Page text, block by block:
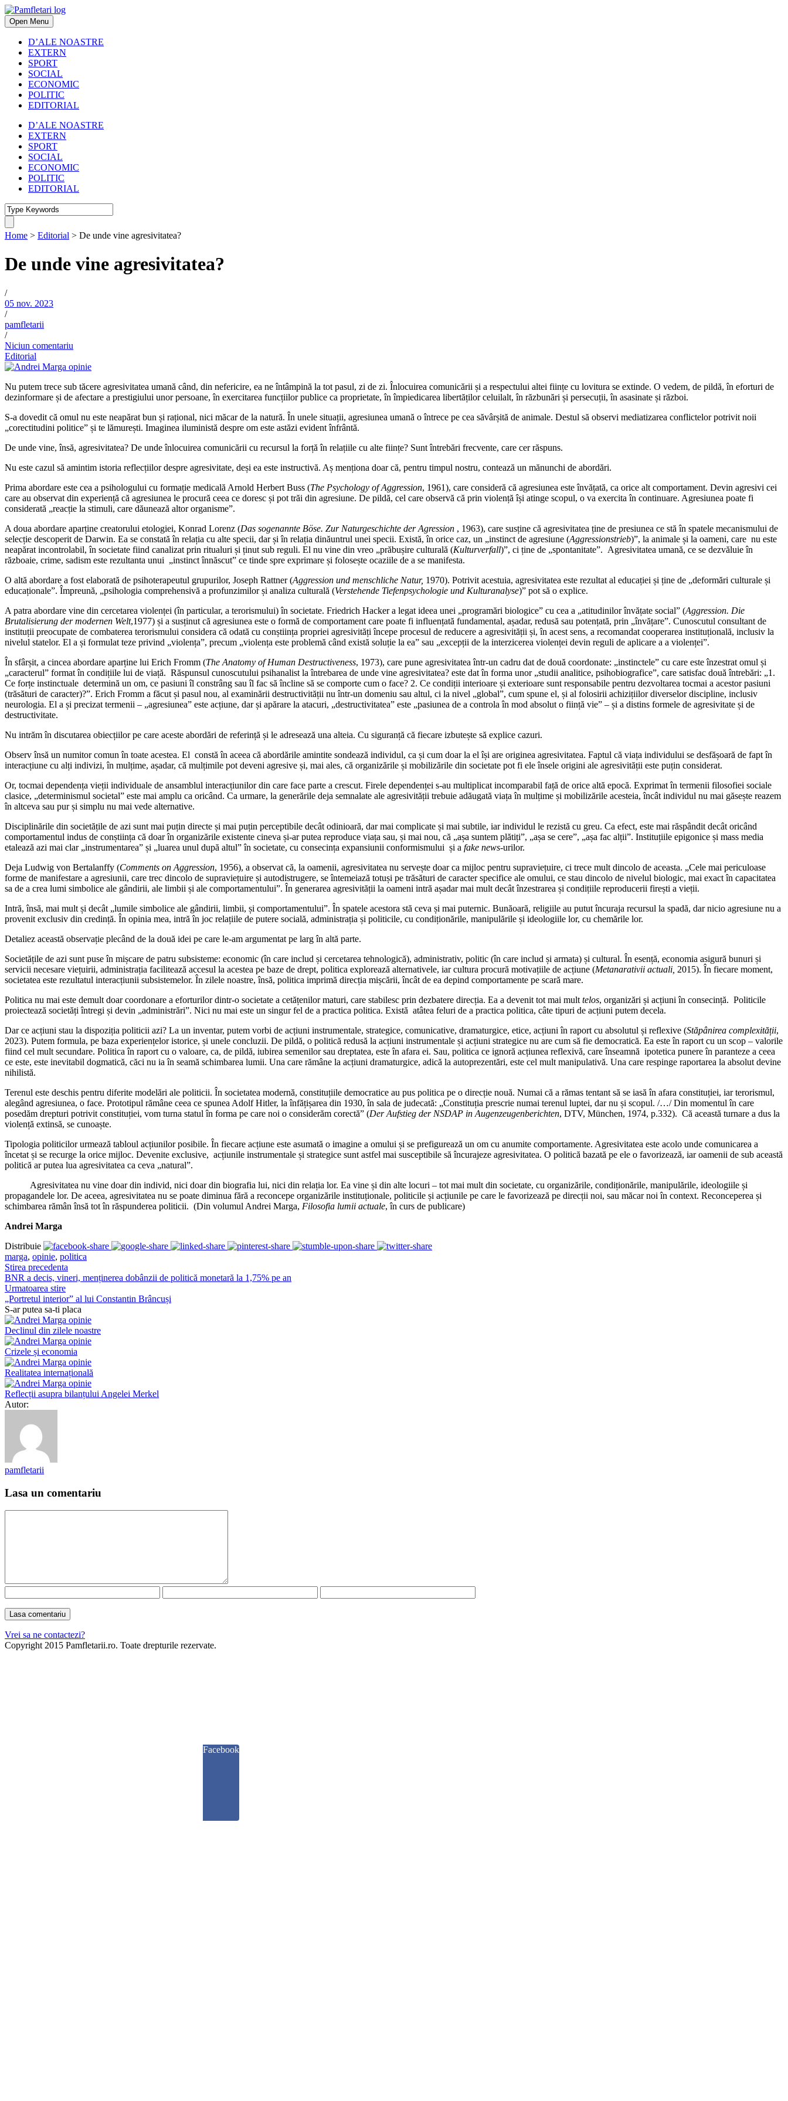
Open Menu
D’ALE NOASTRE
EXTERN
SPORT
SOCIAL
ECONOMIC
POLITIC
EDITORIAL
D’ALE NOASTRE
EXTERN
SPORT
SOCIAL
ECONOMIC
POLITIC
EDITORIAL
Home > Editorial > De unde vine agresivitatea?
De unde vine agresivitatea?
/
05 nov. 2023
/
pamfletarii
/
Niciun comentariu
Editorial
Nu putem trece sub tăcere agresivitatea umană când, din nefericire, ea ne întâmpină la tot pasul, zi de zi. Înlocuirea comunicării și a respectului altei ființe cu lovitura se extinde. O vedem, de pildă, în eforturi de
dezinformare și de afectare a prestigiului unor persoane, în exercitarea funcțiilor publice ca proprietate, în împiedicarea libertăților celuilalt, în răzbunări și persecuții, în asasinate și război.
S-a dovedit că omul nu este neapărat bun și rațional, nici măcar de la natură. În unele situații, agresiunea umană o întrece pe cea săvârșită de animale. Destul să observi mediatizarea conflictelor potrivit noii
„corectitudini politice” și te lămurești. Imaginea iluministă despre om este astăzi evident înfrântă.
De unde vine, însă, agresivitatea? De unde înlocuirea comunicării cu recursul la forță în relațiile cu alte ființe? Sunt întrebări frecvente, care cer răspuns.
Nu este cazul să amintim istoria reflecțiilor despre agresivitate, deși ea este instructivă. Aș menționa doar că, pentru timpul nostru, contează un mănunchi de abordări.
Prima abordare este cea a psihologului cu formație medicală Arnold Herbert Buss (The Psychology of Aggression, 1961), care consideră că agresiunea este învățată, ca orice alt comportament. Devin agresivi cei
care au observat din experiență că agresiunea le procură ceea ce doresc și pot trăi din agresiune. De pildă, cel care observă că prin violență își atinge scopul, o va exercita în continuare. Agresiunea poate fi
considerată „reacție la stimuli, care dăunează altor organisme”.
A doua abordare aparține creatorului etologiei, Konrad Lorenz (Das sogenannte Böse. Zur Naturgeschichte der Agression , 1963), care susține că agresivitatea ține de presiunea ce stă în spatele mecanismului de
selecție descoperit de Darwin. Ea se constată în relația cu alte specii, dar și în relația dinăuntrul unei specii. Există, în orice caz, un „instinct de agresiune (Aggressionstrieb)”, la animale și la oameni, care nu este
neapărat incontrolabil, în societate fiind canalizat prin ritualuri și ținut sub reguli. El nu vine din vreo „prăbușire culturală (Kulturverfall)”, ci ține de „spontanitate”. Agresivitatea umană, ce se dezvăluie în
războaie, crime, sadism este rezultanta unui „instinct înnăscut” ce tinde spre exprimare și folosește ocaziile de a se manifesta.
O altă abordare a fost elaborată de psihoterapeutul grupurilor, Joseph Rattner (Aggression und menschliche Natur, 1970). Potrivit acestuia, agresivitatea este rezultat al educației și ține de „deformări culturale și
educaționale”. Împreună, „psihologia comprehensivă a profunzimilor și analiza culturală (Verstehende Tiefenpsychologie und Kulturanalyse)” pot să o explice.
A patra abordare vine din cercetarea violenței (în particular, a terorismului) în societate. Friedrich Hacker a legat ideea unei „programări biologice” cu cea a „atitudinilor învățate social” (Aggression. Die
Brutalisierung der modernen Welt,1977) și a susținut că agresiunea este o formă de comportament care poate fi influențată fundamental, așadar, redusă sau potențată, prin „învățare”. Cunoscutul consultant de
instituții preocupate de combaterea terorismului considera că odată cu conștiința propriei agresivități începe procesul de reducere a agresivității și, în acest sens, a recomandat cooperarea instituțională, inclusiv la
nivelul statelor. El a și formulat teze privind „violența”, precum „violența este problemă când există soluție la ea” sau „excepții de la interzicerea violenței devin reguli de aplicare a a violenței”.
În sfârșit, a cincea abordare aparține lui Erich Fromm (The Anatomy of Human Destructiveness, 1973), care pune agresivitatea într-un cadru dat de două coordonate: „instinctele” cu care este înzestrat omul și
„caracterul” format în condițiile lui de viață. Răspunsul cunoscutului psihanalist la întrebarea de unde vine agresivitatea? este dat în forma unor „studii analitice, psihobiografice”, care satisfac două întrebări: „1.
Ce forțe instinctuale determină un om, ce pasiuni îl constrâng sau îl fac să încline să se comporte cum o face? 2. Ce condiții interioare și exterioare sunt responsabile pentru dezvoltarea tocmai a acestor pasiuni
(trăsături de caracter)?”. Erich Fromm a făcut și pasul nou, al examinării destructivității nu într-un domeniu sau altul, ci la nivel „global”, cum spune el, și al folosirii achizițiilor diverselor discipline, inclusiv
neurologia. El a și precizat termenii – „agresiunea” este acțiune, dar și apărare la atacuri, „destructivitatea” este „pasiunea de a controla în mod absolut o ființă vie” – și a distins formele de agresivitate și de
destructivitate.
Nu intrăm în discutarea obiecțiilor pe care aceste abordări de referință și le adresează una alteia. Cu siguranță că fiecare izbutește să explice cazuri.
Observ însă un numitor comun în toate acestea. El constă în aceea că abordările amintite sondează individul, ca și cum doar la el își are originea agresivitatea. Faptul că viața individului se desfășoară de fapt în
interacțiune cu alți indivizi, în mulțime, așadar, că mulțimile pot deveni agresive și, mai ales, că organizările și mobilizările din societate pot fi ele însele origini ale agresivității este puțin considerat.
Or, tocmai dependența vieții individuale de ansamblul interacțiunilor din care face parte a crescut. Firele dependenței s-au multiplicat incomparabil față de orice altă epocă. Exprimat în termenii filosofiei sociale
clasice, „determinismul societal” este mai amplu ca oricând. Ca urmare, la generările deja semnalate ale agresivității trebuie adăugată viața în mulțime și mobilizările acesteia, încât individul nu mai găsește reazem
în altceva sau pur și simplu nu mai vede alternative.
Disciplinările din societățile de azi sunt mai puțin directe și mai puțin perceptibile decât odinioară, dar mai complicate și mai subtile, iar individul le rezistă cu greu. Ca efect, este mai răspândit decât oricând
comportamentul indus de conștiința că doar în organizările existente cineva și-ar putea reproduce viața sau, și mai nou, că „așa suntem plătiți”, „așa se cere”, „așa fac alții”. Instituțiile epigonice și mass media
etalează azi mai clar „instrumentarea” și „luarea unul după altul” în societate, cu consecința expansiunii conformismului și a fake news-urilor.
Deja Ludwig von Bertalanffy (Comments on Aggression, 1956), a observat că, la oamenii, agresivitatea nu servește doar ca mijloc pentru supraviețuire, ci trece mult dincolo de aceasta. „Cele mai periculoase
forme de manifestare a agresiunii, care trec dincolo de supraviețuire și autodistrugere, se întemeiază totuși pe trăsături de caracter specifice ale omului, ce stau dincolo de nivelul biologic, mai exact în capacitatea
sa de a crea lumi simbolice ale gândirii, ale limbii și ale comportamentului”. În generarea agresivității la oameni intră așadar mai mult decât înzestrarea și condițiile reproducerii firești a vieții.
Intră, însă, mai mult și decât „lumile simbolice ale gândirii, limbii, și comportamentului”. În spatele acestora stă ceva și mai puternic. Bunăoară, religiile au putut încuraja recursul la spadă, dar nicio agresiune nu a
provenit exclusiv din credință. În opinia mea, intră în joc relațiile de putere socială, administrația și politicile, cu condiționările, manipulările și ideologiile lor, cu chemările lor.
Detaliez această observație plecând de la două idei pe care le-am argumentat pe larg în altă parte.
Societățile de azi sunt puse în mișcare de patru subsisteme: economic (în care includ și cercetarea tehnologică), administrativ, politic (în care includ și armata) și cultural. În esență, economia asigură bunuri și
servicii necesare viețuirii, administrația facilitează accesul la acestea pe baze de drept, politica explorează alternativele, iar cultura procură motivațiile de acțiune (Metanarativii actuali, 2015). În fiecare moment,
societatea este rezultatul interacțiunii subsistemelor. În zilele noastre, însă, politica imprimă direcția mișcării, încât de ea depind comportamente pe scară mare.
Politica nu mai este demult doar coordonare a eforturilor dintr-o societate a cetățenilor maturi, care stabilesc prin dezbatere direcția. Ea a devenit tot mai mult telos, organizări și acțiuni în consecință. Politicile
proiectează societăți întregi și devin „administrări”. Nici nu mai este un singur fel de a practica politica. Există atâtea feluri de a practica politica, câte tipuri de acțiuni putem decela.
Dar ce acțiuni stau la dispoziția politicii azi? La un inventar, putem vorbi de acțiuni instrumentale, strategice, comunicative, dramaturgice, etice, acțiuni în raport cu absolutul și reflexive (Stăpânirea complexității,
2023). Putem formula, pe baza experiențelor istorice, și unele concluzii. De pildă, o politică redusă la acțiuni instrumentale și acțiuni strategice nu are cum să fie democratică. Ea este în raport cu un scop – valorile
fiind cel mult secundare. Politica în raport cu o valoare, ca, de pildă, iubirea semenilor sau dreptatea, este în afara ei. Sau, politica ce ignoră acțiunea reflexivă, care înseamnă ipotetica punere în paranteze a ceea
ce este, este inevitabil dogmatică, căci nu ia în seamă schimbarea lumii. Una care rămâne la acțiuni dramaturgice, adică la autoprezentări, este cel mult manipulativă. Una care respinge raportarea la absolut devine
nihilistă.
Terenul este deschis pentru diferite modelări ale politicii. În societatea modernă, constituțiile democratice au pus politica pe o direcție nouă. Numai că a rămas tentant să se iasă în afara constituției, iar terorismul,
alegând agresiunea, o face. Prototipul rămâne ceea ce spunea Adolf Hitler, la înfățișarea din 1930, în sala de judecată: „Constituția prescrie numai terenul luptei, dar nu și scopul. /…/ Din momentul în care
posedăm drepturi potrivit constituției, vom turna statul în forma pe care noi o considerăm corectă” (Der Aufstieg der NSDAP in Augenzeugenberichten, DTV, München, 1974, p.332). Că această turnare a dus la
violență extinsă, se cunoaște.
Tipologia politicilor urmează tabloul acțiunilor posibile. În fiecare acțiune este asumată o imagine a omului și se prefigurează un om cu anumite comportamente. Agresivitatea este acolo unde comunicarea a
încetat și se recurge la orice mijloc. Devenite exclusive, acțiunile instrumentale și strategice sunt astfel mai susceptibile să încurajeze agresivitatea. O politică bazată pe ele o favorizează, iar oamenii de sub această
politică ar putea lua agresivitatea ca ceva „natural”.
Agresivitatea nu vine doar din individ, nici doar din biografia lui, nici din relația lor. Ea vine și din alte locuri – tot mai mult din societate, cu organizările, condiționările, manipulările, ideologiile și
propagandele lor. De aceea, agresivitatea nu se poate diminua fără a reconcepe organizările instituționale, politicile și acțiunile pe care le favorizează pe direcții noi, sau măcar noi în context. Reconceperea și
schimbarea rămân însă tot în răspunderea politicii. (Din volumul Andrei Marga, Filosofia lumii actuale, în curs de publicare)
Andrei Marga
Distribuie
marga, opinie, politica
Stirea precedenta
BNR a decis, vineri, menținerea dobânzii de politică monetară la 1,75% pe an
Urmatoarea stire
„Portretul interior” al lui Constantin Brâncuși
S-ar putea sa-ti placa
Declinul din zilele noastre
Crizele și economia
Realitatea internațională
Reflecții asupra bilanțului Angelei Merkel
Autor:
pamfletarii
Lasa un comentariu
Vrei sa ne contactezi?
Copyright 2015 Pamfletarii.ro. Toate drepturile rezervate.
Facebook